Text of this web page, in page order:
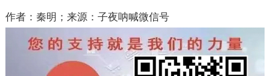
作者：秦明；来源：子夜呐喊微信号